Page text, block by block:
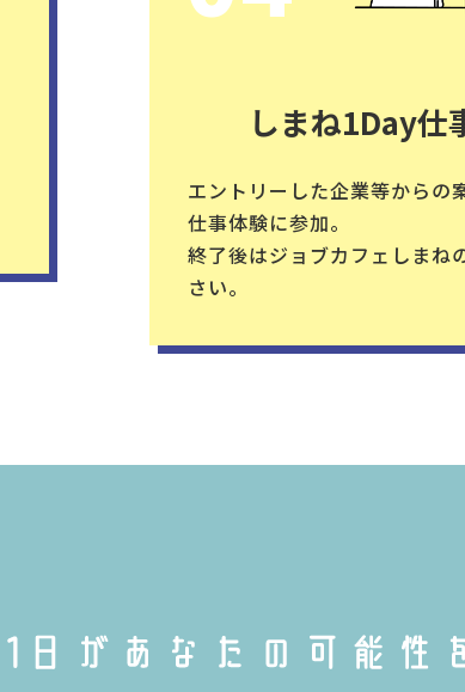
しまね1Day仕
エントリーした企業等からの
仕事体験に参加。
終了後はジョブカフェしまね
さい。